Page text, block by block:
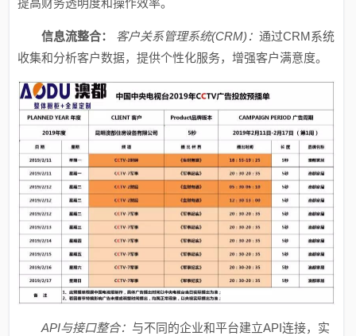
提高财务透明度和操作效率。
信息流整合： 客户关系管理系统(CRM)：通过CRM系统
收集和分析客户数据，提供个性化服务，增强客户满意度。
API与接口整合：与不同的企业和平台建立API连接，实